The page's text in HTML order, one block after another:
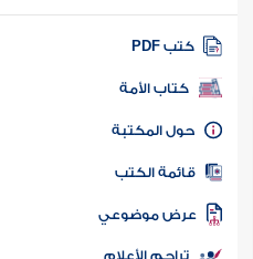
كتب PDF
كتاب الأمة
المكتبة
الكتب